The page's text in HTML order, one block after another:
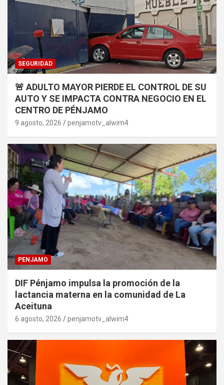
SEGURIDAD
🚨 ADULTO MAYOR PIERDE EL CONTROL DE SU
AUTO Y SE IMPACTA CONTRA NEGOCIO EN EL
CENTRO DE PÉNJAMO
9 agosto, 2026 penjamotv_alwim4
PENJAMO
DIF Pénjamo impulsa la promoción de la
lactancia materna en la comunidad de La
Aceituna
6 agosto, 2026 penjamotv_alwim4